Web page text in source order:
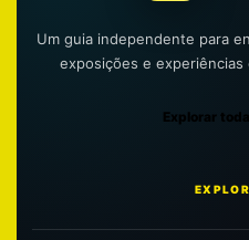
Um guia independente para
exposições e
Explorar toda